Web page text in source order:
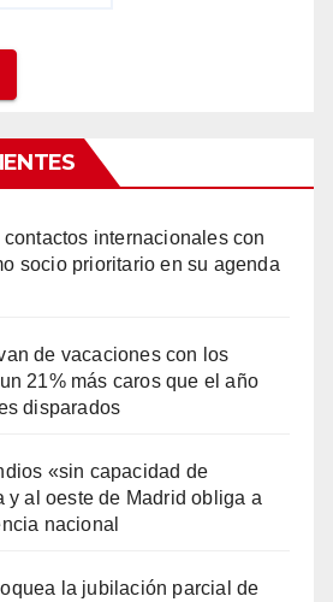
internacionales con
socio prioritario en su agenda
de vacaciones con los
21% más caros que el año
disparados
«sin capacidad de
y al oeste de Madrid obliga a
nacional
la jubilación parcial de